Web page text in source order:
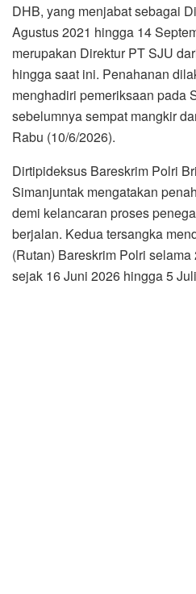
DHB, yang menjabat sebagai
Agustus 2021 hingga 14
merupakan Direktur PT SJU
hingga saat ini. Penahanan
menghadiri pemeriksaan pada
sebelumnya sempat mangkir
Rabu (10/6/2026).
Dirtipideksus Bareskrim Polri
Simanjuntak mengatakan
demi kelancaran proses
berjalan. Kedua tersangka
(Rutan) Bareskrim Polri
sejak 16 Juni 2026 hingga 5